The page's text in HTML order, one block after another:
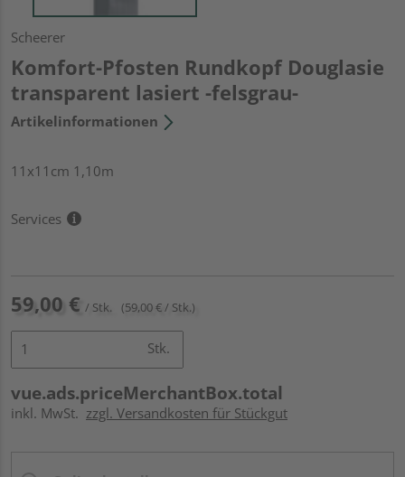
Scheerer
Komfort-Pfosten Rundkopf Douglasie
transparent lasiert -felsgrau-
Artikelinformationen
11x11cm 1,10m
Services
59,00 € / Stk. (59,00 € / Stk.)
Stk.
vue.ads.priceMerchantBox.total
inkl. MwSt. zzgl. Versandkosten für Stückgut